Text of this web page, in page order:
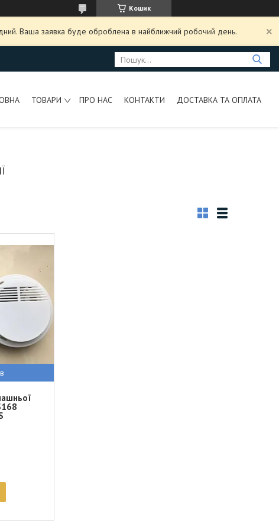
Кошик
Ваша заявка буде оброблена в найближчий робочий день.
ТОВАРИ ПРО НАС КОНТАКТИ ДОСТАВКА ТА ОПЛАТА